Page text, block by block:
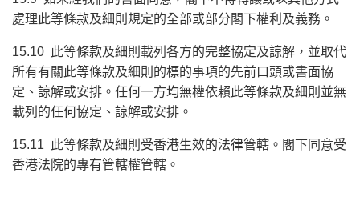
處理此等條款及細則規定的全部或部分閣下權利及義務。
15.10 此等條款及細則載列各方的完整協定及諒解，並取代
所有有關此等條款及細則的標的事項的先前口頭或書面協
定、諒解或安排。任何一方均無權依賴此等條款及細則並無
載列的任何協定、諒解或安排。
15.11 此等條款及細則受香港生效的法律管轄。閣下同意受
香港法院的專有管轄權管轄。